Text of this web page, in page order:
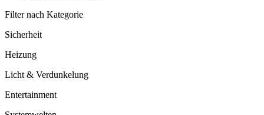
Filter nach Kategorie
Sicherheit
Heizung
Licht & Verdunkelung
Entertainment